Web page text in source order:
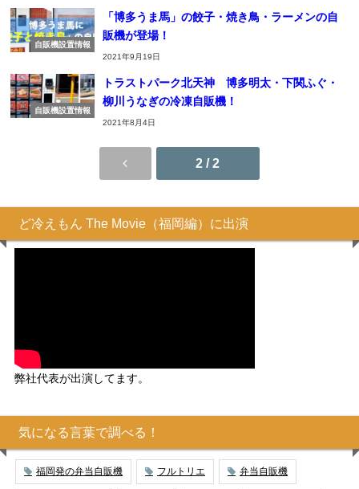
自販機設置情報
「博多うま馬」の餃子・焼き鳥・ラーメンの自
販機が登場！
2021年9月19日
自販機設置情報
トラストパーク北天神 博多明太・下関ふぐ・
柳川うなぎの冷凍自販機！
2021年8月4日
2 / 2
ど冷えもん The Movie（福岡編）に出演
弊社代表が出演してます。
気になる言葉で調べる！
福岡発の弁当自販機 フルトリエ 弁当自販機